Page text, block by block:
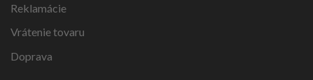
Reklamácie
Vrátenie tovaru
Doprava